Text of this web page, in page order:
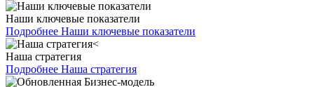
Наши ключевые показатели
Подробнее Наши ключевые показатели
Наша стратегия
Подробнее Наша стратегия